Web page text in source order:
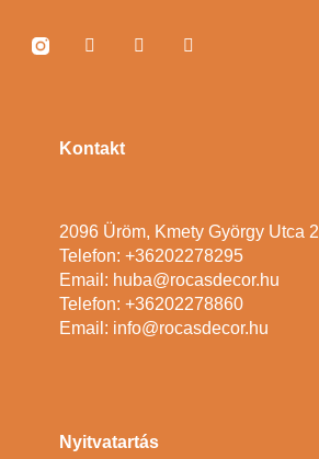
Kontakt
2096 Üröm, Kmety György Utca 2
Telefon: +36202278295
Email: huba@rocasdecor.hu
Telefon: +36202278860
Email: info@rocasdecor.hu
Nyitvatartás